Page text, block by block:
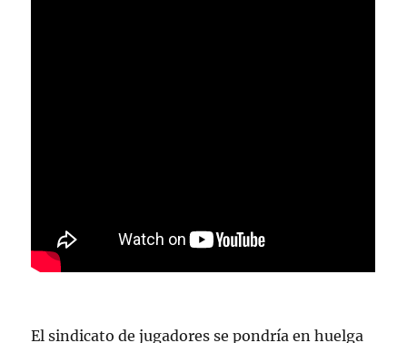
El sindicato de jugadores se pondría en huelga